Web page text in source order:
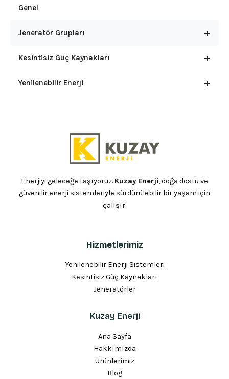
Genel
+
Jeneratör Grupları
+
Kesintisiz Güç Kaynakları
+
Yenilenebilir Enerji
Enerjiyi geleceğe taşıyoruz. Kuzay Enerji, doğa dostu ve
güvenilir enerji sistemleriyle sürdürülebilir bir yaşam için
çalışır.
Hizmetlerimiz
Yenilenebilir Enerji Sistemleri
Kesintisiz Güç Kaynakları
Jeneratörler
Kuzay Enerji
Ana Sayfa
Hakkımızda
Ürünlerimiz
Blog